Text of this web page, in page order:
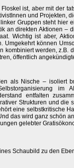
ist, aber mit der
und Projekten,
Gruppen steht hier
an direkten Aktionen –
Wichtig ist aber,
können
werden, z.B.
öffentlich
als Nische – isoliert
entfalten
Strukturen und die
eine selbstkritische
das wird ganz schön
gelebter
Schaubild zu den